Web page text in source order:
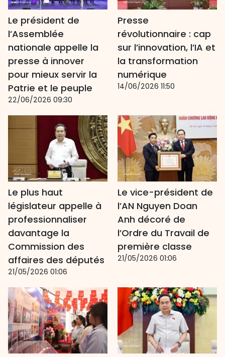
Le président de
l’Assemblée
nationale appelle la
presse à innover
pour mieux servir la
Patrie et le peuple
22/06/2026 09:30
Presse
révolutionnaire : cap
sur l’innovation, l’IA et
la transformation
numérique
14/06/2026 11:50
Le plus haut
législateur appelle à
professionnaliser
davantage la
Commission des
affaires des députés
21/05/2026 01:06
Le vice-président de
l’AN Nguyen Doan
Anh décoré de
l’Ordre du Travail de
première classe
21/05/2026 01:06